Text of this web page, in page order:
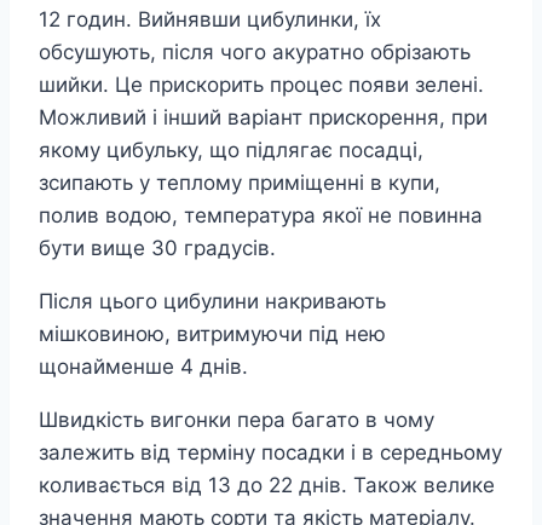
12 годин. Вийнявши цибулинки, їх
обсушують, після чого акуратно обрізають
шийки. Це прискорить процес появи зелені.
Можливий і інший варіант прискорення, при
якому цибульку, що підлягає посадці,
зсипають у теплому приміщенні в купи,
полив водою, температура якої не повинна
бути вище 30 градусів.
Після цього цибулини накривають
мішковиною, витримуючи під нею
щонайменше 4 днів.
Швидкість вигонки пера багато в чому
залежить від терміну посадки і в середньому
коливається від 13 до 22 днів. Також велике
значення мають сорти та якість матеріалу.